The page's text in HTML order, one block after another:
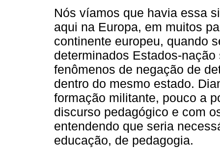
Nós víamos que havia essa
aqui na Europa, em muitos
continente europeu, quando
determinados Estados-
fenômenos de negação de
dentro do mesmo estado.
formação militante, pouco a
discurso pedagógico e com
entendendo que seria
educação, de pedagogia.